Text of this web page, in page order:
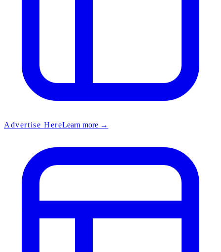
Advertise HereLearn more →